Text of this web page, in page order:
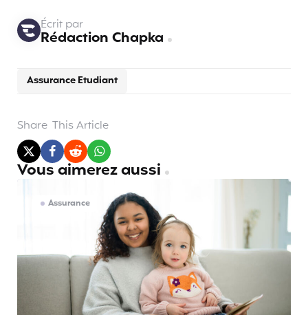
Assurance Etudiant
Écrit par
Rédaction Chapka
Share This Article
Vous aimerez aussi
Assurance